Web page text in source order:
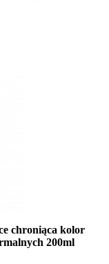
chroniąca kolor
200ml